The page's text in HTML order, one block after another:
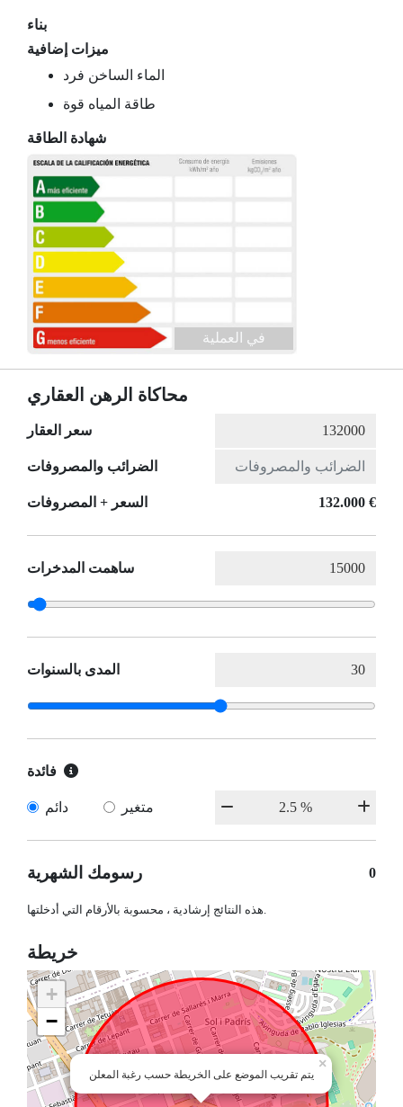
بناء
ميزات إضافية
الماء الساخن فرد
طاقة المياه قوة
شهادة الطاقة
في العملية
محاكاة الرهن العقاري
سعر العقار
الضرائب والمصروفات
السعر + المصروفات 132.000 €
ساهمت المدخرات
المدى بالسنوات
فائدة
دائم متغير
رسومك الشهرية 0
هذه النتائج إرشادية ، محسوبة بالأرقام التي أدخلتها.
خريطة
يتم تقريب الموضع على الخريطة حسب رغبة المعلن
×
+
−